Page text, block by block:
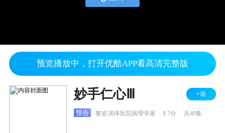
预览播放中，打开优酷APP看高清完整版
妙手仁心Ⅲ +追
预告 黎姿演绎医院病理学家 8.7分 共40集